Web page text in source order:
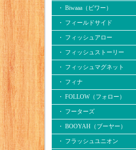
・ Biwaaa（ビワー）
・ フィールドサイド
・ フィッシュアロー
・ フィッシュストーリー
・ フィッシュマグネット
・ フィナ
・ FOLLOW（フォロー）
・ フーターズ
・ BOOYAH（ブーヤー）
・ フラッシュユニオン